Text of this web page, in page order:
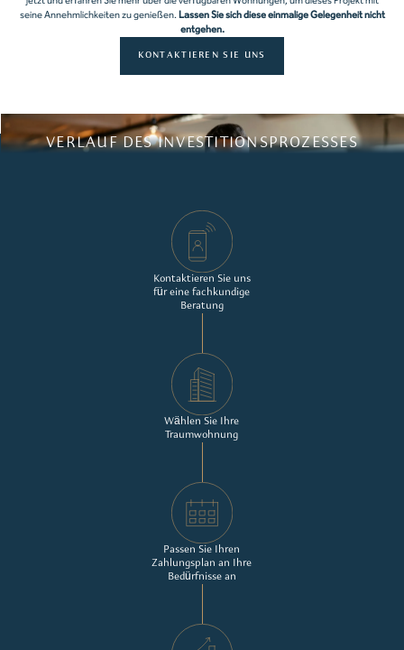
seine Annehmlichkeiten zu genießen.Lassen Sie sich diese einmalige Gelegenheit nicht
entgehen.
KONTAKTIEREN SIE UNS
VERLAUF DES INVESTITIONSPROZESSES
Kontaktieren Sie uns
für eine fachkundige
Beratung
Wählen Sie Ihre
Traumwohnung
Passen Sie Ihren
Zahlungsplan an Ihre
Bedürfnisse an